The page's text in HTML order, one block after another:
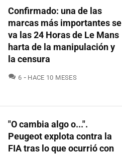
Confirmado: una de las
marcas más importantes se
va las 24 Horas de Le Mans
harta de la manipulación y
la censura
6 COMENTARIOS
HACE 10 MESES
"O cambia algo o...".
Peugeot explota contra la
FIA tras lo que ocurrió con